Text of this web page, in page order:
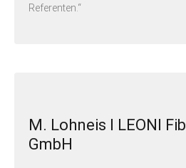
Referenten.“
M. Lohneis I LEONI
GmbH